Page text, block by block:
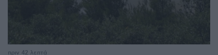
πριν 42 λεπτά